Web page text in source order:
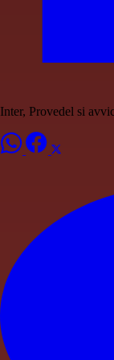
Inter, Provedel si